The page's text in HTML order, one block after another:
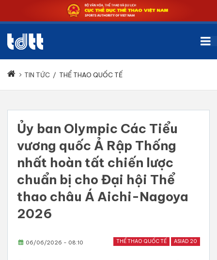
TIN TỨC / THỂ THAO QUỐC TẾ
Ủy ban Olympic Các Tiểu
vương quốc Ả Rập Thống
nhất hoàn tất chiến lược
chuẩn bị cho Đại hội Thể
thao châu Á Aichi-Nagoya
2026
THỂ THAO QUỐC TẾ ASIAD 20
06/06/2026 - 08:10